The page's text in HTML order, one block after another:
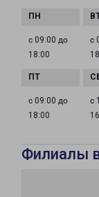
с 09:00 до
18:00
с
с 09:00 до
18:00
с
Филиалы